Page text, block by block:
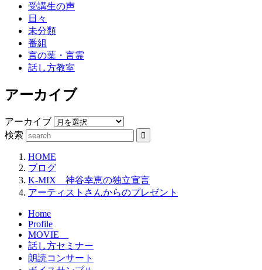
受講生の声
日々
未分類
番組
言の葉・言霊
話し方教室
アーカイブ
アーカイブ
検索
HOME
ブログ
K-MIX 神谷幸恵の独立宣言
アーティストさんからのプレゼント
Home
Profile
MOVIE
話し方セミナー
朗読コンサート